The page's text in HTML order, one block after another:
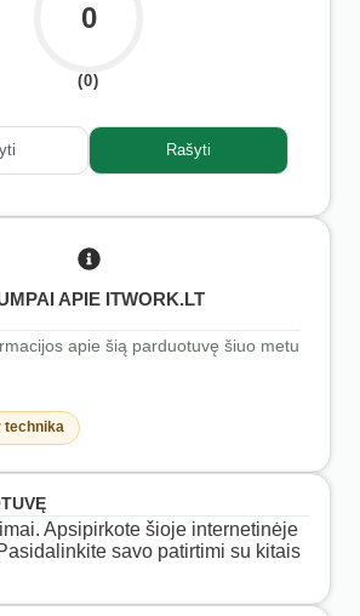
0
(0)
Rašyti
APIE ITWORK.LT
apie šią parduotuvę šiuo metu
technika
Apsipirkote šioje internetinėje
savo patirtimi su kitais